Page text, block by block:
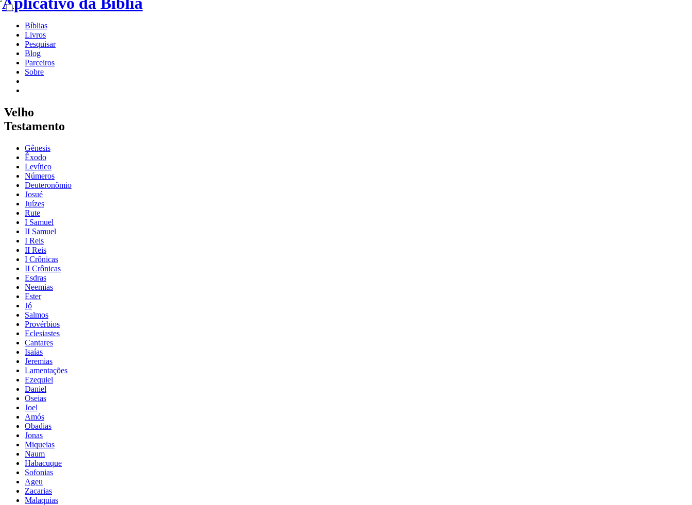
Bíblias
Livros
Pesquisar
Blog
Parceiros
Sobre
Velho
Testamento
Gênesis
Êxodo
Levítico
Números
Deuteronômio
Josué
Juízes
Rute
I Samuel
II Samuel
I Reis
II Reis
I Crônicas
II Crônicas
Esdras
Neemias
Ester
Jó
Salmos
Provérbios
Eclesiastes
Cantares
Isaías
Jeremias
Lamentações
Ezequiel
Daniel
Oseias
Joel
Amós
Obadias
Jonas
Miqueias
Naum
Habacuque
Sofonias
Ageu
Zacarias
Malaquias